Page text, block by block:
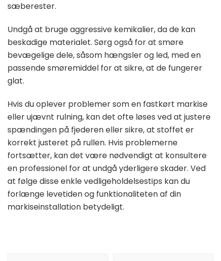
sæberester.
Undgå at bruge aggressive kemikalier, da de kan
beskadige materialet. Sørg også for at smøre
bevægelige dele, såsom hængsler og led, med en
passende smøremiddel for at sikre, at de fungerer
glat.
Hvis du oplever problemer som en fastkørt markise
eller ujævnt rulning, kan det ofte løses ved at justere
spændingen på fjederen eller sikre, at stoffet er
korrekt justeret på rullen. Hvis problemerne
fortsætter, kan det være nødvendigt at konsultere
en professionel for at undgå yderligere skader. Ved
at følge disse enkle vedligeholdelsestips kan du
forlænge levetiden og funktionaliteten af din
markiseinstallation betydeligt.